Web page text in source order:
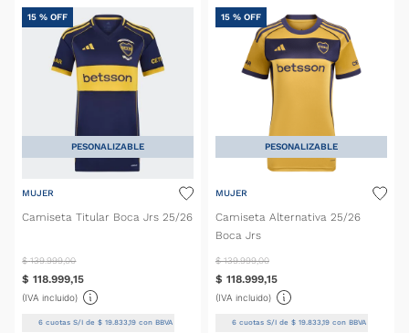
PESONALIZABLE
15 % OFF
MUJER
Camiseta Titular Boca Jrs 25/26
$ 139.999,00
$ 118.999,15
(IVA incluido)
6 cuotas S/I de$ 19 .833,19 con BBVA
PESONALIZABLE
15 % OFF
MUJER
Camiseta Alternativa 25/26
Boca Jrs
$ 139.999,00
$ 118.999,15
(IVA incluido)
6cuotas S/I de $ 19. 833,19con BBVA